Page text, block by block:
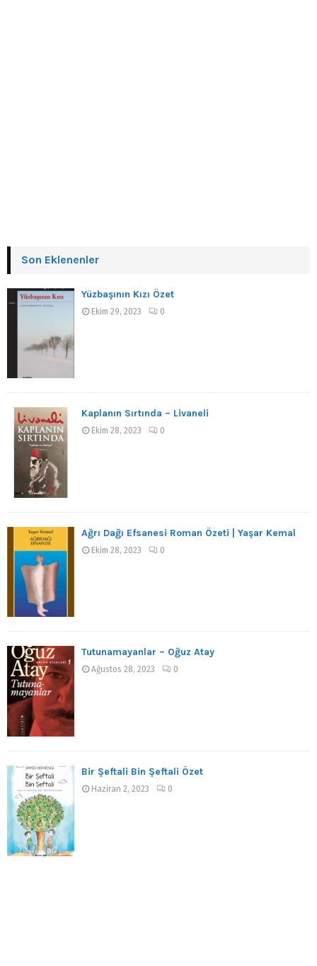
Son Eklenenler
Yüzbaşının Kızı Özet
Ekim 29, 2023 0
Kaplanın Sırtında – Livaneli
Ekim 28, 2023 0
Ağrı Dağı Efsanesi Roman Özeti | Yaşar Kemal
Ekim 28, 2023 0
Tutunamayanlar – Oğuz Atay
Ağustos 28, 2023 0
Bir Şeftali Bin Şeftali Özet
Haziran 2, 2023 0